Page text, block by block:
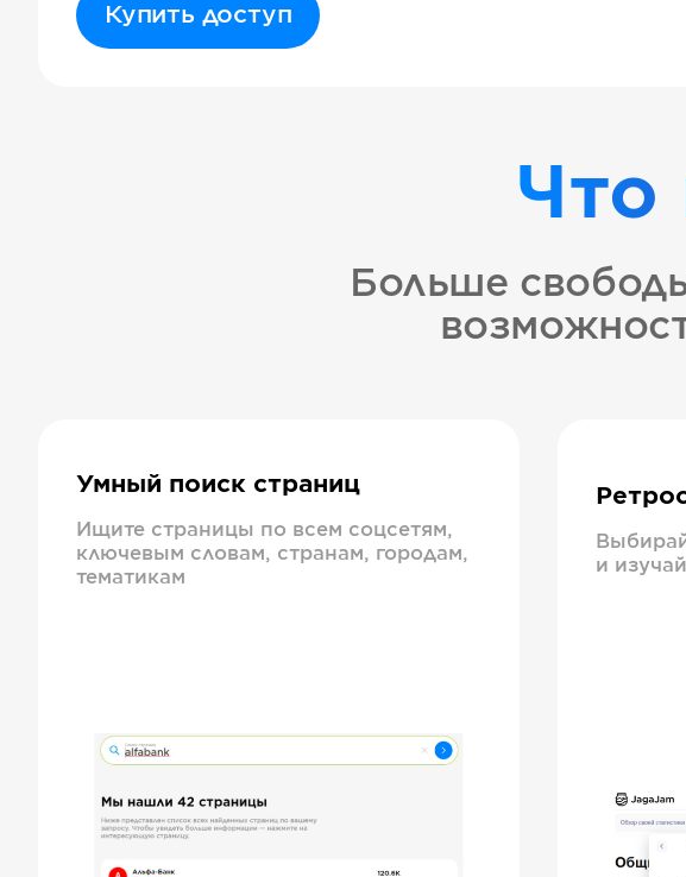
Купить доступ
Что
Больше
Умный поиск страниц
Ищите страницы по всем соцсетям,
ключевым словам, странам, городам,
тематикам
и